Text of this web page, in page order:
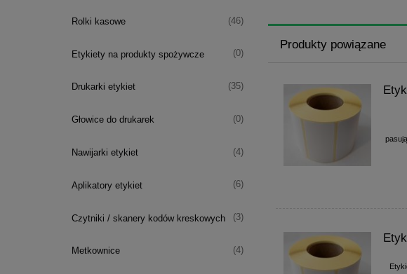
Rolki kasowe (46)
Etykiety na produkty spożywcze (0)
Drukarki etykiet (35)
Głowice do drukarek (0)
Nawijarki etykiet (4)
Aplikatory etykiet (6)
Czytniki / skanery kodów kreskowych (3)
Metkownice (4)
Produkty powiązane